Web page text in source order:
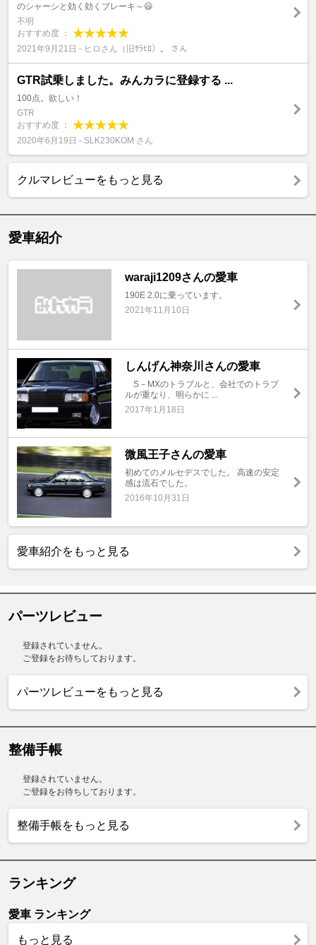
のシャーシと効く効くブレーキ～😃
不明
おすすめ度 ：
2021年9月21日 - ヒロさん（旧ｻﾗﾋﾛ）。 さん
GTR試乗しました。みんカラに登録する ...
100点。欲しい！
GTR
おすすめ度 ：
2020年6月19日 - SLK230KOM さん
クルマレビューをもっと見る
愛車紹介
waraji1209さんの愛車
190E 2.0に乗っています。
2021年11月10日
しんげん神奈川さんの愛車
S－MXのトラブルと、会社でのトラブ
ルが重なり、明らかに ...
2017年1月18日
微風王子さんの愛車
初めてのメルセデスでした。 高速の安定
感は流石でした。
2016年10月31日
愛車紹介をもっと見る
パーツレビュー
登録されていません。
ご登録をお待ちしております。
パーツレビューをもっと見る
整備手帳
登録されていません。
ご登録をお待ちしております。
整備手帳をもっと見る
ランキング
愛車 ランキング
もっと見る